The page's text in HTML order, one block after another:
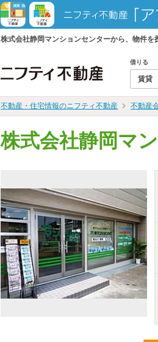
株式会社静岡マンションセンターから、物件を
借りる
賃貸
不動産・住宅情報のニフティ不動産 不動産
株式会社静岡マ